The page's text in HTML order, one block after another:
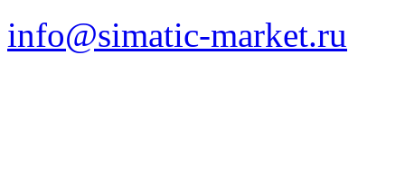
info@simatic-market.ru